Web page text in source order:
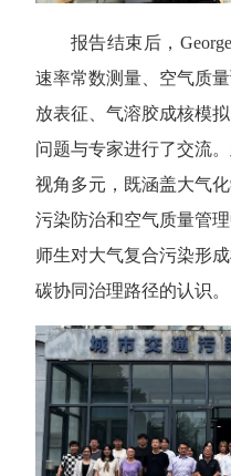
报告结束后， George
速率常数测量、空气质
放表征、气溶胶成核模
问题与专家进行了交流
视角多元，既涵盖大气
污染防治和空气质量管
师生对大气复合污染形
碳协同治理路径的认识。